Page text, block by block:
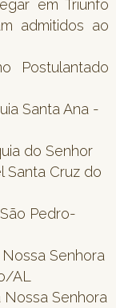
em Triunfo
admitidos ao
Postulantado
Santa Ana -
do Senhor
Santa Cruz do
Pedro-
Senhora
AL
Nossa Senhora